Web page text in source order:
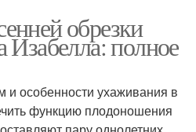
обрезки
Изабелла: полное
и особенности ухаживания в
функцию плодоношения